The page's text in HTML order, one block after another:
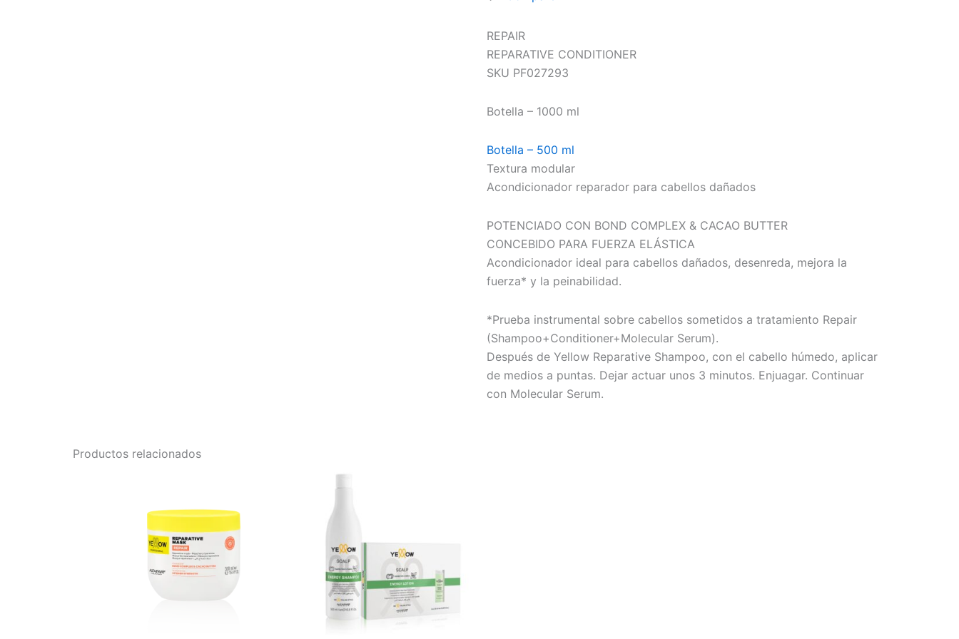
REPAIR
REPARATIVE CONDITIONER
SKU PF027293
Botella – 1000 ml
Botella – 500 ml
Textura modular
Acondicionador reparador para cabellos dañados
POTENCIADO CON BOND COMPLEX & CACAO BUTTER
CONCEBIDO PARA FUERZA ELÁSTICA
Acondicionador ideal para cabellos dañados, desenreda, mejora la
fuerza* y la peinabilidad.
*Prueba instrumental sobre cabellos sometidos a tratamiento Repair
(Shampoo+Conditioner+Molecular Serum).
Después de Yellow Reparative Shampoo, con el cabello húmedo, aplicar
de medios a puntas. Dejar actuar unos 3 minutos. Enjuagar. Continuar
con Molecular Serum.
Productos relacionados